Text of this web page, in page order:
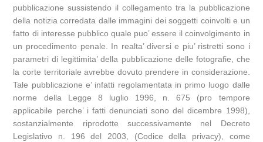
pubblicazione sussistendo il collegamento tra la pubblicazione
della notizia corredata dalle immagini dei soggetti coinvolti e un
fatto di interesse pubblico quale puo’ essere il coinvolgimento in
un procedimento penale. In realta’ diversi e piu’ ristretti sono i
parametri di legittimita’ della pubblicazione delle fotografie, che
la corte territoriale avrebbe dovuto prendere in considerazione.
Tale pubblicazione e’ infatti regolamentata in primo luogo dalle
norme della Legge 8 luglio 1996, n. 675 (pro tempore
applicabile perche’ i fatti denunciati sono del dicembre 1998),
sostanzialmente riprodotte successivamente nel Decreto
Legislativo n. 196 del 2003, (Codice della privacy), come